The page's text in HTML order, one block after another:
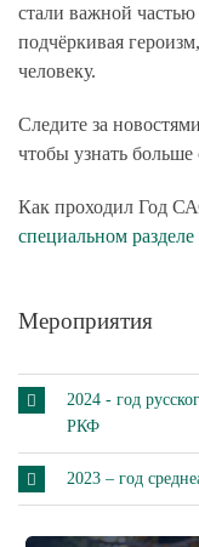
стали важной
подчёркивая
человеку.
Следите за
чтобы узнать
Как проходил Год
специальном
Мероприятия
2024 - год
РКФ
2023 – год